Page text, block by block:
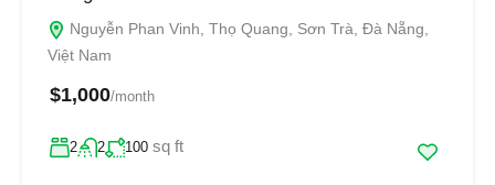
Nguyễn Phan Vinh, Thọ Quang, Sơn Trà, Đà Nẵng,
Việt Nam
$1,000/month
2 2 100 sq ft